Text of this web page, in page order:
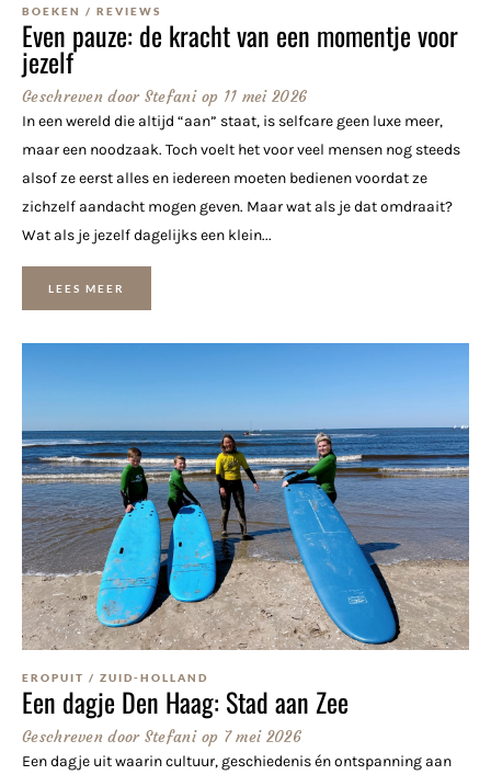
BOEKEN / REVIEWS
Even pauze: de kracht van een momentje voor
jezelf
Geschreven doorStefani op 11 mei 2026
In een wereld die altijd “aan” staat, is selfcare geen luxe meer,
maar een noodzaak. Toch voelt het voor veel mensen nog steeds
alsof ze eerst alles en iedereen moeten bedienen voordat ze
zichzelf aandacht mogen geven. Maar wat als je dat omdraait?
Wat als je jezelf dagelijks een klein...
LEES MEER
EROPUIT / ZUID-HOLLAND
Een dagje Den Haag: Stad aan Zee
Geschreven doorStefani op 7 mei 2026
Een dagje uit waarin cultuur, geschiedenis én ontspanning aan